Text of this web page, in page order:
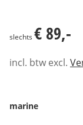
slechts € 89,-
incl. btw excl.
marine